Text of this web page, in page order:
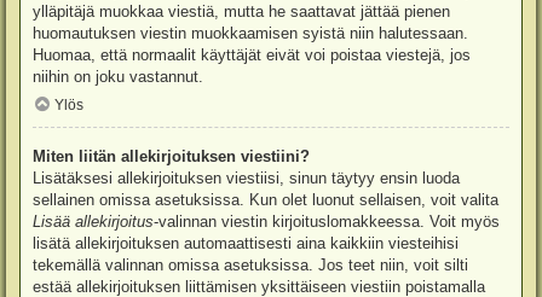
ylläpitäjä muokkaa viestiä, mutta he saattavat jättää pienen
huomautuksen viestin muokkaamisen syistä niin halutessaan.
Huomaa, että normaalit käyttäjät eivät voi poistaa viestejä, jos
niihin on joku vastannut.
Ylös
Miten liitän allekirjoituksen viestiini?
Lisätäksesi allekirjoituksen viestiisi, sinun täytyy ensin luoda
sellainen omissa asetuksissa. Kun olet luonut sellaisen, voit valita
Lisää allekirjoitus-valinnan viestin kirjoituslomakkeessa. Voit myös
lisätä allekirjoituksen automaattisesti aina kaikkiin viesteihisi
tekemällä valinnan omissa asetuksissa. Jos teet niin, voit silti
estää allekirjoituksen liittämisen yksittäiseen viestiin poistamalla